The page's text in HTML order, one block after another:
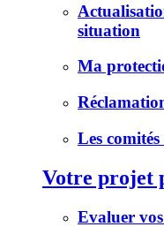
situation
Ma
Les
Votre projet
Evaluer